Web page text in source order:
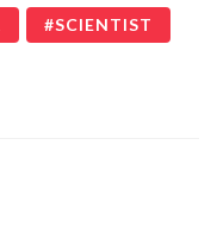
SCIENTIST